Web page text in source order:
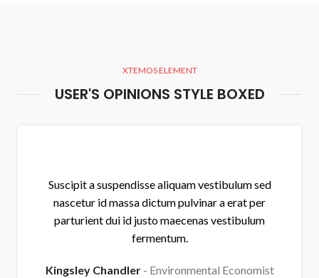
XTEMOS ELEMENT
USER'S OPINIONS STYLE BOXED
Suscipit a suspendisse aliquam vestibulum sed
nascetur id massa dictum pulvinar a erat per
parturient dui id justo maecenas vestibulum
fermentum.
Kingsley Chandler Environmental Economist